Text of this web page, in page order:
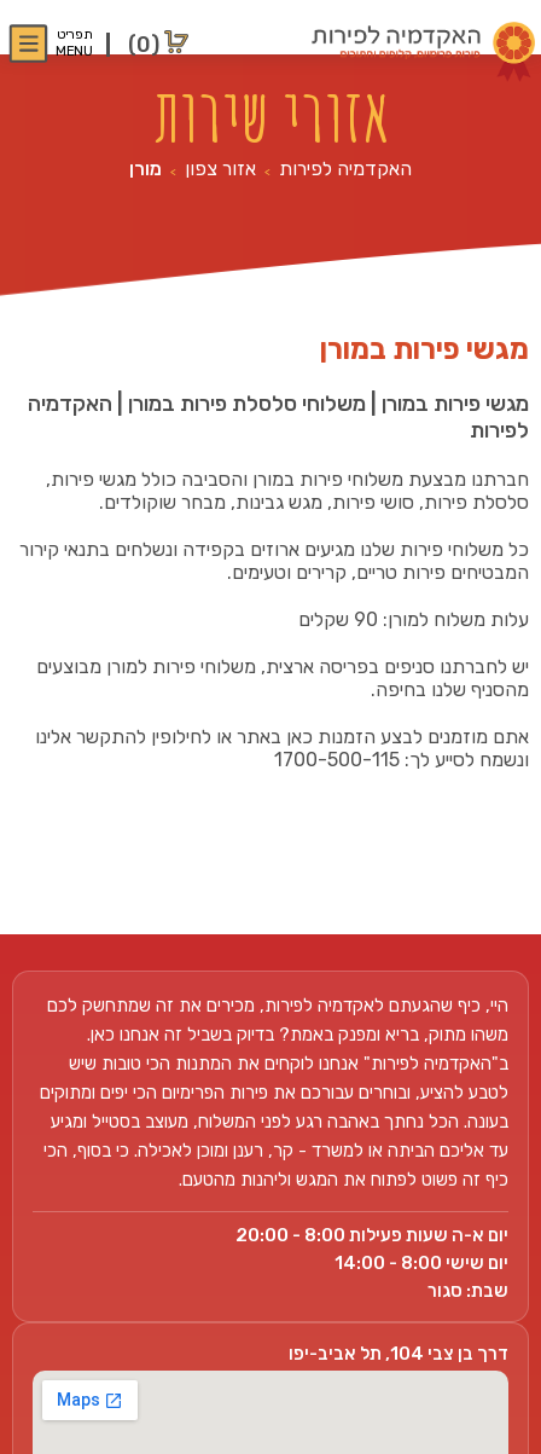
(0)
תפריט
MENU
אזורי שירות
האקדמיה לפירות > אזור צפון > מורן
מגשי פירות במורן
מגשי פירות במורן | משלוחי סלסלת פירות במורן | האקדמיה
לפירות
חברתנו מבצעת משלוחי פירות במורן והסביבה כולל מגשי פירות,
סלסלת פירות, סושי פירות, מגש גבינות, מבחר שוקולדים.
כל משלוחי פירות שלנו מגיעים ארוזים בקפידה ונשלחים בתנאי קירור
המבטיחים פירות טריים, קרירים וטעימים.
עלות משלוח למורן: 90 שקלים
יש לחברתנו סניפים בפריסה ארצית, משלוחי פירות למורן מבוצעים
מהסניף שלנו בחיפה.
אתם מוזמנים לבצע הזמנות כאן באתר או לחילופין להתקשר אלינו
ונשמח לסייע לך: 1700-500-115
היי, כיף שהגעתם לאקדמיה לפירות, מכירים את זה שמתחשק לכם
משהו מתוק, בריא ומפנק באמת? בדיוק בשביל זה אנחנו כאן.
ב"האקדמיה לפירות" אנחנו לוקחים את המתנות הכי טובות שיש
לטבע להציע, ובוחרים עבורכם את פירות הפרימיום הכי יפים ומתוקים
בעונה. הכל נחתך באהבה רגע לפני המשלוח, מעוצב בסטייל ומגיע
עד אליכם הביתה או למשרד - קר, רענן ומוכן לאכילה. כי בסוף, הכי
כיף זה פשוט לפתוח את המגש וליהנות מהטעם.
יום א-ה שעות פעילות 8:00 - 20:00
יום שישי 8:00 - 14:00
שבת: סגור
דרך בן צבי 104, תל אביב-יפו